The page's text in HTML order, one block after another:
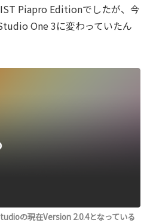
Piapro Editionでしたが、今
One 3に変わっていたん
の現在Version 2.0.4となっている